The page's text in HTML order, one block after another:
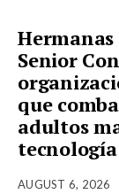
Senior
que
adultos
tecnología
AUGUST 6, 2026